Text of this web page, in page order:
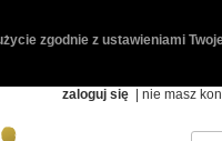
zgodnie z ustawieniami
zaloguj się | nie masz